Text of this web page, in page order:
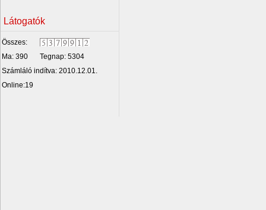
Látogatók
Összes:
Ma: 390
Tegnap: 5304
Számláló indítva: 2010.12.01.
Online:19